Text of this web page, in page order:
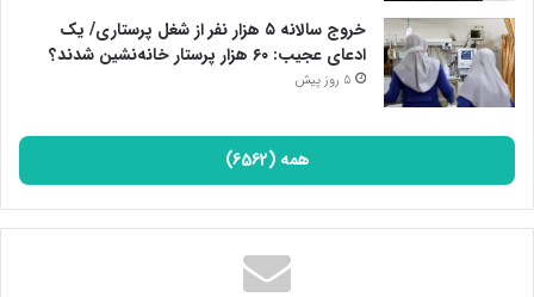
خروج سالانه ۵ هزار نفر از شغل پرستاری/ یک
ادعای عجیب: ۶۰ هزار پرستار خانه‌نشین شدند؟
5 روز پیش
همه (6562)